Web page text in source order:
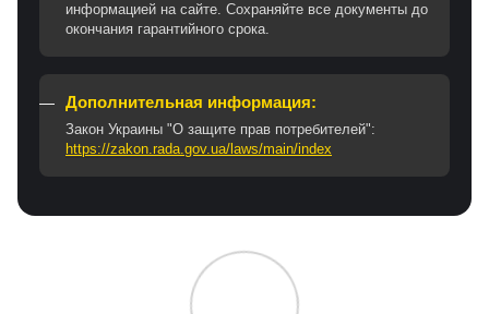
информацией на сайте. Сохраняйте все документы до
окончания гарантийного срока.
Дополнительная информация:
Закон Украины "О защите прав потребителей":
https://zakon.rada.gov.ua/laws/main/index